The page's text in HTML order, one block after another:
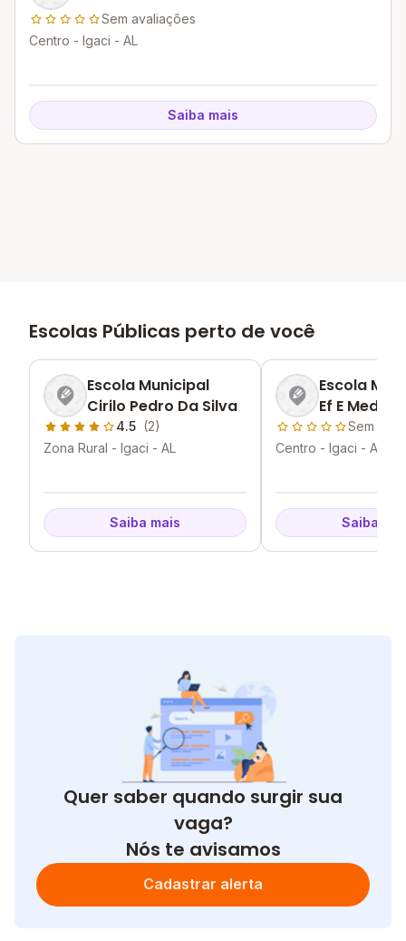
Sem avaliações
Centro - Igaci - AL
Saiba mais
Escolas Públicas perto de você
Escola Municipal
Cirilo Pedro Da Silva
4.5 (2)
Zona Rural - Igaci - AL
Saiba mais
Escola
Ef E Medio
Farias
Sem
Centro - Igaci - AL
Saiba
Quer saber quando surgir sua
vaga?
Nós te avisamos
Cadastrar alerta